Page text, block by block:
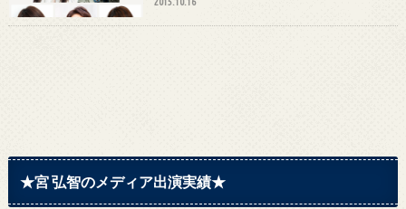
出演依頼・各種お問い合わせはこ
★宮 弘智のメディア出演実績★